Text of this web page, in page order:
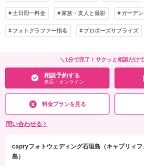
相談予約する
来店・オンライン
衣装追加
家族と撮影 家族用衣装レンタル
ドレス(プレミアムドレス含む)／タキシード／ワイシャ
ートニア／アクセサリー小物／撮影アイテム(※持込
カットリクエスト／専任アテンド／雨天補償 ※ドレス
ド等追加料金なし
相談予約する
土日同一料金 家族・友人と撮影 ガーデ
フォトグラファー指名 プロポーズサプライズ
＼1分で完了！サクッと相談だけ
相談予約する
来店・オンライン
料金プランを見る
問い合わせる
capryフォトウェディング石垣島（キャプリィ
島）